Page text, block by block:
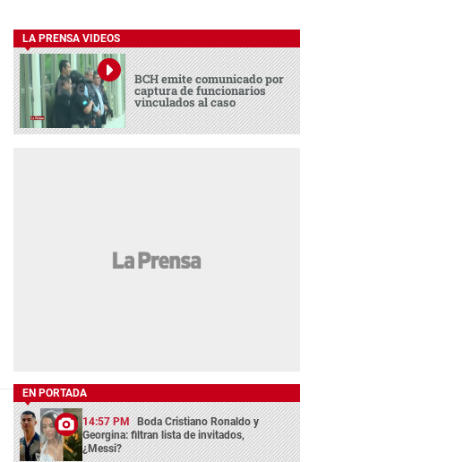
LA PRENSA VIDEOS
BCH emite comunicado por
captura de funcionarios
vinculados al caso
EN PORTADA
14:57 PM Boda Cristiano Ronaldo y
Georgina: filtran lista de invitados,
¿Messi?